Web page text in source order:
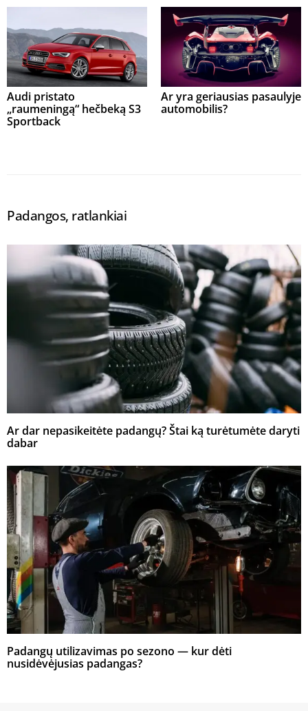
Audi pristato
„raumeningą“ hečbeką S3
Sportback
Ar yra geriausias pasaulyje
automobilis?
Padangos, ratlankiai
Ar dar nepasikeitėte padangų? Štai ką turėtumėte daryti
dabar
Padangų utilizavimas po sezono — kur dėti
nusidėvėjusias padangas?